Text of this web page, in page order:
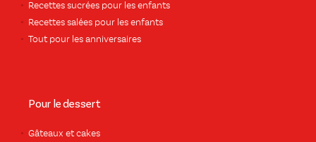
Recettes sucrées pour les enfants
Recettes salées pour les enfants
Tout pour les anniversaires
Pour le dessert
Gâteaux et cakes